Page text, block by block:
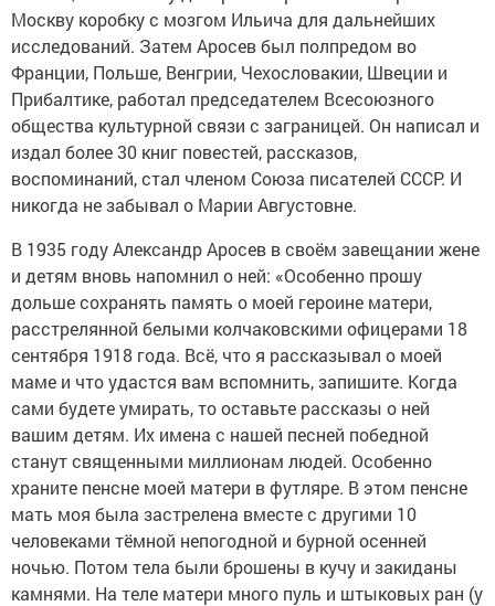
Москву коробку с мозгом Ильича для дальнейших
исследований. Затем Аросев был полпредом во
Франции, Польше, Венгрии, Чехословакии, Швеции и
Прибалтике, работал председателем Всесоюзного
общества культурной связи с заграницей. Он написал и
издал более 30 книг повестей, рассказов,
воспоминаний, стал членом Союза писателей СССР. И
никогда не забывал о Марии Августовне.
В 1935 году Александр Аросев в своём завещании жене
и детям вновь напомнил о ней: «Особенно прошу
дольше сохранять память о моей героине матери,
расстрелянной белыми колчаковскими офицерами 18
сентября 1918 года. Всё, что я рассказывал о моей
маме и что удастся вам вспомнить, запишите. Когда
сами будете умирать, то оставьте рассказы о ней
вашим детям. Их имена с нашей песней победной
станут священными миллионам людей. Особенно
храните пенсне моей матери в футляре. В этом пенсне
мать моя была застрелена вместе с другими 10
человеками тёмной непогодной и бурной осенней
ночью. Потом тела были брошены в кучу и закиданы
камнями. На теле матери много пуль и штыковых ран (у